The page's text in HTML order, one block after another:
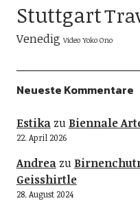
Stuttgart
Venedig Video Yoko Ono
Neueste Kommentare
Estikazu Biennale
22. April 2026
Andreazu
Geisshirtle
28. August 2024